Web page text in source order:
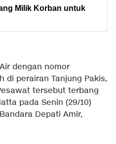
Milik Korban untuk
dengan nomor
di perairan Tanjung Pakis,
tersebut terbang
pada Senin (29/10)
Depati Amir,